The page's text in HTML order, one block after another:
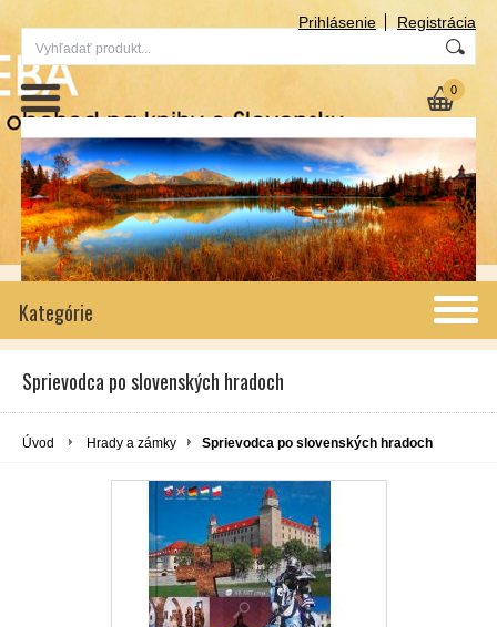
Prihlásenie Registrácia
0
Kategórie
Sprievodca po slovenských hradoch
Úvod Hrady a zámky Sprievodca po slovenských hradoch